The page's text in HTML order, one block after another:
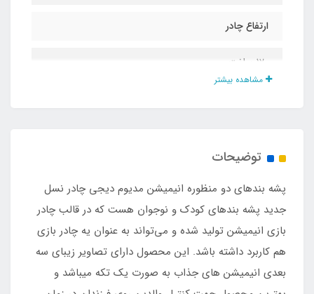
ارتفاع چادر
1۲۰ سانت
شماره 5
کیف حمل مخصوص
مشاهده بیشتر
توضیحات
پشه‌ بندهای دو منظوره انیمیشن مدیوم دیجی چادر نسل
جدید پشه‌ بندهای کودک و نوجوان هست که در قالب چادر
بازی انیمیشن تولید شده و می‌تواند به عنوان یه چادر بازی
هم کاربرد داشته باشد. این محصول دارای تصاویر زیبای سه
بعدی انیمیشن های جذاب به صورت یک تکه میباشد و